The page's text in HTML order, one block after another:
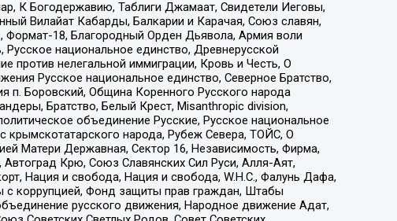
К Богодержавию, Таблиги Джамаат, Свидетели Иеговы,
Вилайат Кабарды, Балкарии и Карачая, Союз славян,
Формат-18, Благородный Орден Дьявола, Армия воли
национальное единство, Древнерусской
против нелегальной иммиграции, Кровь и Честь, О
Русское национальное единство, Северное Братство,
п. Боровский, Община Коренного Русского народа
Братство, Белый Крест, Misanthropic division,
объединение Русские, Русское национальное
народа, Рубеж Севера, ТОЙС, О
Матери Державная, Сектор 16, Независимость, Фирма,
Крю, Союз Славянских Сил Руси, Алля-Аят,
Нация и свобода, Нация и свобода, W.H.С., Фалунь Дафа,
коррупцией, Фонд защиты прав граждан, Штабы
русского движения, Народное движение Адат,